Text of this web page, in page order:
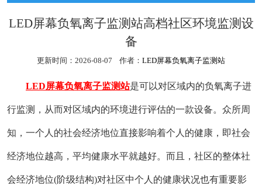
LED屏幕负氧离子监测站高档社区环境监测设
备
更新时间：2026-08-07 作者： LED屏幕负氧离子监测站
LED屏幕负氧离子监测站是可以对区域内的负氧离子进
行监测，从而对区域内的环境进行评估的一款设备。众所周
知，一个人的社会经济地位直接影响着个人的健康，即社会
经济地位越高，平均健康水平就越好。而且，社区的整体社
会经济地位(阶级结构)对社区中个人的健康状况也有重要影